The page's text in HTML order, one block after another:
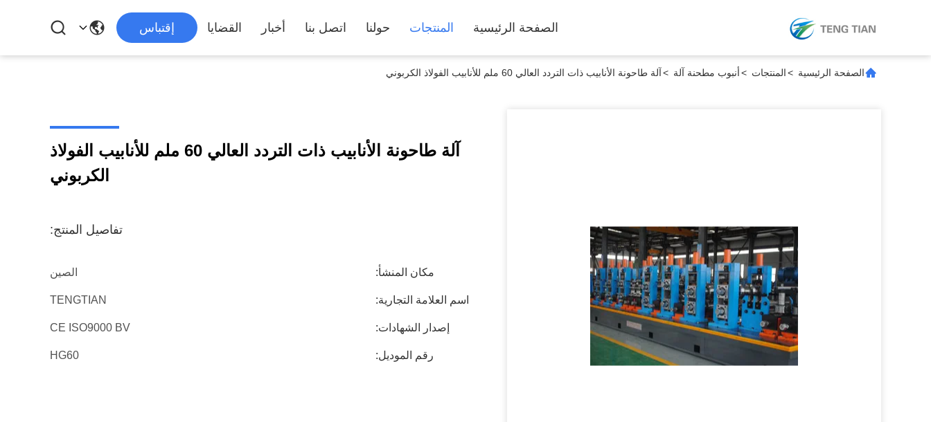
الصفحة الرئيسية المنتجات حولنا اتصل بنا أخبار القضايا إقتباس
الصفحة الرئيسية >المنتجات >أنبوب مطحنة آلة >آلة طاحونة الأنابيب ذات التردد العالي 60 ملم للأنابيب الفولاذ الكربوني
آلة طاحونة الأنابيب ذات التردد العالي 60 ملم للأنابيب الفولاذ
الكربوني
تفاصيل المنتج:
مكان المنشأ: الصين
اسم العلامة التجارية: TENGTIAN
إصدار الشهادات: CE ISO9000 BV
رقم الموديل: HG60